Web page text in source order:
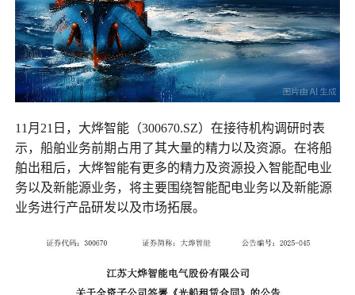
11月21日，大烨智能（300670.SZ）在接待机构调研时表
示，船舶业务前期占用了其大量的精力以及资源。在将船
舶出租后，大烨智能有更多的精力及资源投入智能配电业
务以及新能源业务，将主要围绕智能配电业务以及新能源
业务进行产品研发以及市场拓展。